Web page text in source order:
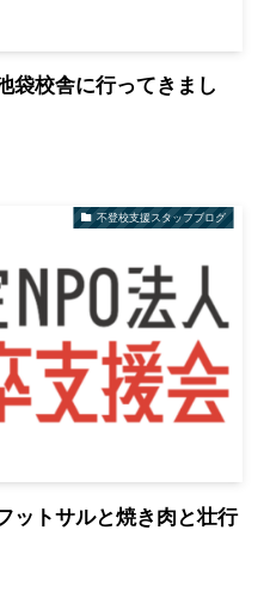
校舎に行ってきまし
不登校支援スタッフブログ
トサルと焼き肉と壮行